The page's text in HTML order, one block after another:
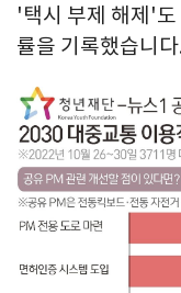
'택시 부제 해제'
률을 기록했습니